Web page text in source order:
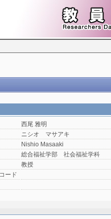
西尾 雅明
ニシオ マサアキ
Nishio Masaaki
総合福祉学部 社会福祉学科
教授
ード